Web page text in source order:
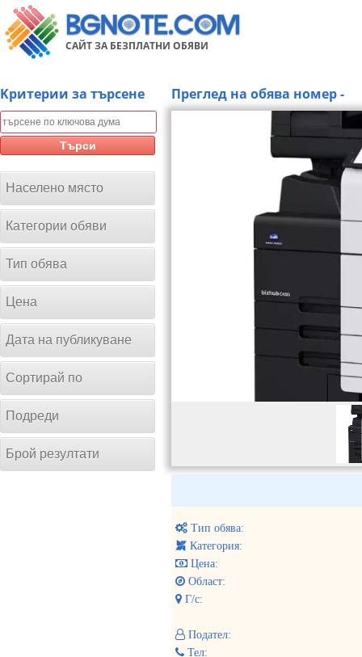
САЙТ ЗА БЕЗПЛАТНИ ОБЯВИ
Kритерии за търсене
Търси
Населено място
Категории обяви
Тип обява
Цена
Дата на публикуване
Сортирай по
Подреди
Брой резултати
Преглед на обява номер -
Тип обява:
Категория:
Цена:
Област:
Г/с:
Подател:
Тел: